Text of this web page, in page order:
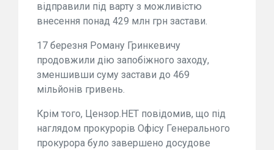
відправили під варту з можливістю
внесення понад 429 млн грн застави.
17 березня Роману Гринкевичу
продовжили дію запобіжного заходу,
зменшивши суму застави до 469
мільйонів гривень.
Крім того, Цензор.НЕТ повідомив, що під
наглядом прокурорів Офісу Генерального
прокурора було завершено досудове